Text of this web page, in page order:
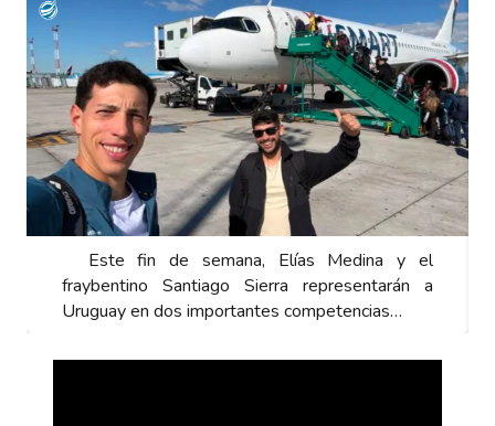
Este fin de semana, Elías Medina y el
fraybentino Santiago Sierra representarán a
Uruguay en dos importantes competencias…